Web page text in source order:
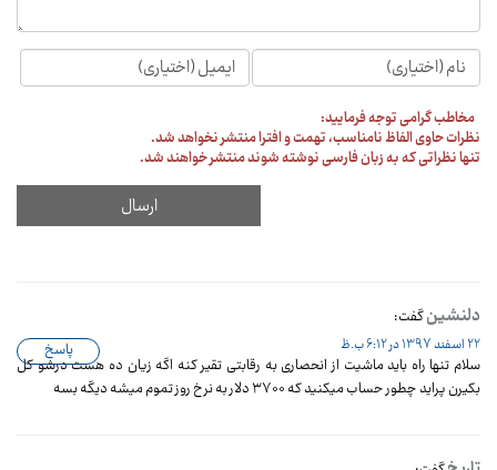
مخاطب گرامی توجه فرمایید:
نظرات حاوی الفاظ نامناسب، تهمت و افترا منتشر نخواهد شد.
تنها نظراتی که به زبان فارسی نوشته شوند منتشر خواهند شد.
دلنشینگفت:
22 اسفند 1397 در 6:12 ب.ظ
سلام تنها راه باید ماشیت از انحصاری به رقابتی تقیر کنه اگه زیان ده هست درشو کل
بکیرن پراید چطور حساب میکنید که ۳۷۰۰ دلار به نرخ روز تموم میشه دیگه بسه
پاسخ